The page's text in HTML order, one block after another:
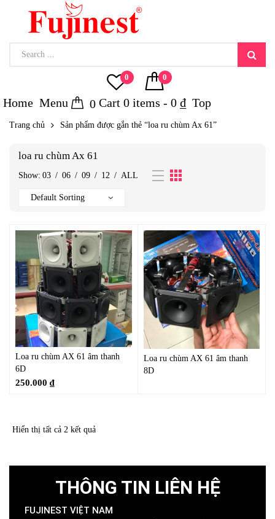
0 0
Home Menu 0 Cart 0 items - 0 ₫ Top
Trang chủ Sản phẩm được gắn thẻ “loa ru chùm Ax 61”
loa ru chùm Ax 61
Show: 03 / 06 / 09 / 12 / ALL
Loa ru chùm AX 61 âm thanh
6D
250.000 ₫
Loa ru chùm AX 61 âm thanh
8D
Hiển thị tất cả 2 kết quả
THÔNG TIN LIÊN HỆ
FUJINEST VIỆT NAM